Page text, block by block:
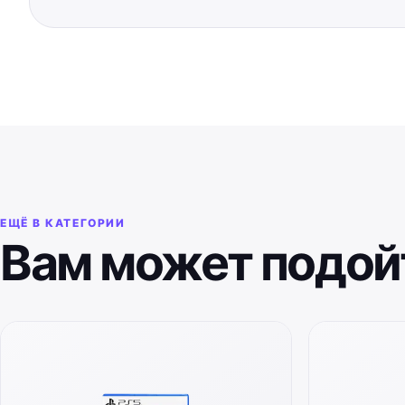
ЕЩЁ В КАТЕГОРИИ
Вам может